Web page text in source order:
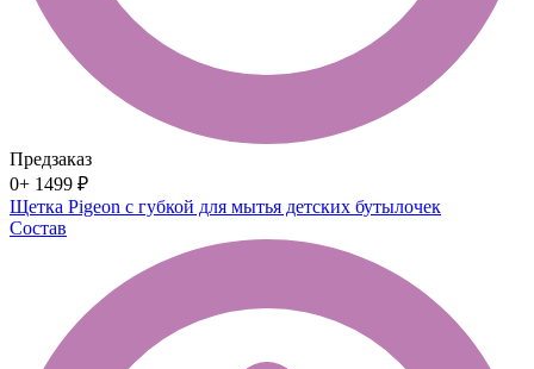
Предзаказ
0+ 1499 ₽
Щетка Pigeon с губкой для мытья детских бутылочек
Состав